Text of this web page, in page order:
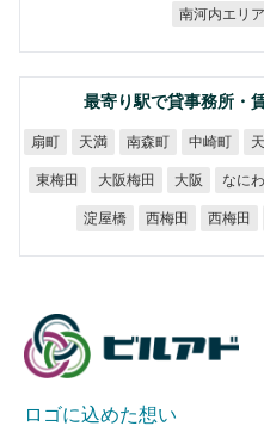
南河内エリア
最寄り駅で貸事務所・
扇町 天満 南森町 中崎町
東梅田 大阪梅田 大阪 なに
淀屋橋 西梅田 西梅田
ロゴに込めた想い